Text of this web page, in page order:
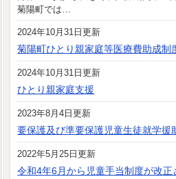
菊陽町では…
2024年10月31日更新
菊陽町ひとり親家庭等医療費助成制
2024年10月31日更新
ひとり親家庭支援
2023年8月4日更新
要保護及び準要保護児童生徒就学援
2022年5月25日更新
令和4年6月から児童手当制度が改正